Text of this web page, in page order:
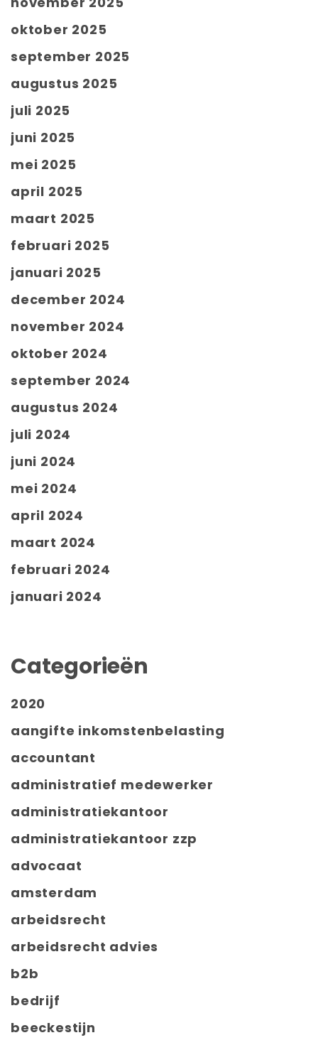
oktober 2025
september 2025
augustus 2025
juli 2025
juni 2025
mei 2025
april 2025
maart 2025
februari 2025
januari 2025
december 2024
november 2024
oktober 2024
september 2024
augustus 2024
juli 2024
juni 2024
mei 2024
april 2024
maart 2024
februari 2024
januari 2024
Categorieën
2020
aangifte inkomstenbelasting
accountant
administratief medewerker
administratiekantoor
administratiekantoor zzp
advocaat
amsterdam
arbeidsrecht
arbeidsrecht advies
b2b
bedrijf
beeckestijn